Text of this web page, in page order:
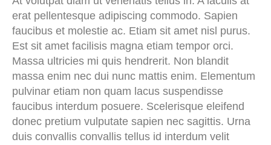
erat pellentesque adipiscing commodo. Sapien
faucibus et molestie ac. Etiam sit amet nisl purus.
Est sit amet facilisis magna etiam tempor orci.
Massa ultricies mi quis hendrerit. Non blandit
massa enim nec dui nunc mattis enim. Elementum
pulvinar etiam non quam lacus suspendisse
faucibus interdum posuere. Scelerisque eleifend
donec pretium vulputate sapien nec sagittis. Urna
duis convallis convallis tellus id interdum velit